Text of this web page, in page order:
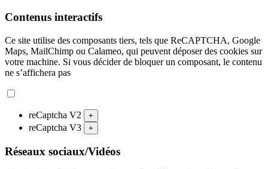
Contenus interactifs
Ce site utilise des composants tiers, tels que ReCAPTCHA, Google
Maps, MailChimp ou Calameo, qui peuvent déposer des cookies sur
votre machine. Si vous décider de bloquer un composant, le contenu
ne s’affichera pas
reCaptcha V2 +
reCaptcha V3 +
Réseaux sociaux/Vidéos